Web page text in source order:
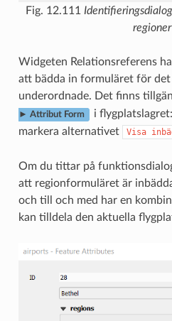
Fig. 12.111
regioner
Widgeten Relationsreferens
att bädda in formuläret för
underordnade. Det finns
► Attribut Form i
markera alternativet
Visa
Om du tittar på
att regionformuläret är
och till och med har en
kan tilldela den aktuella